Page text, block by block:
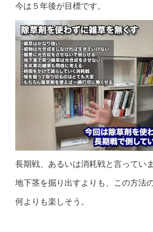
今は５年後が目標です。
長期戦、あるいは消耗戦と言っていま
地下茎を掘り出すよりも、この方法
何よりも楽しそう。